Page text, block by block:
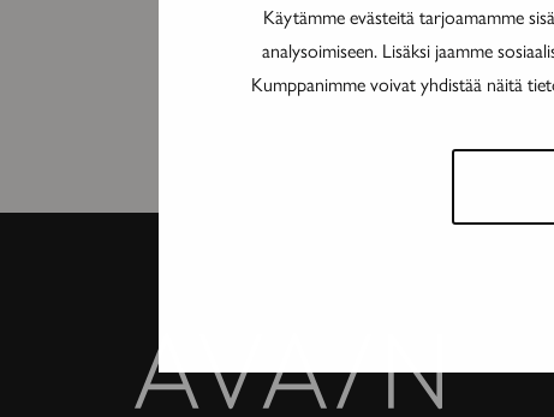
Käytämme evästeitä tarjoamamme
analysoimiseen. Lisäksi jaamme
Kumppanimme voivat yhdistää näitä
lehti